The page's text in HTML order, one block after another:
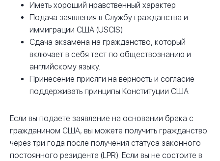
Иметь хороший нравственный характер
Подача заявления в Службу гражданства и
иммиграции США (USCIS)
Сдача экзамена на гражданство, который
включает в себя тест по обществознанию и
английскому языку.
Принесение присяги на верность и согласие
поддерживать принципы Конституции США
Если вы подаете заявление на основании брака с
гражданином США, вы можете получить гражданство
через три года после получения статуса законного
постоянного резидента (LPR). Если вы не состоите в